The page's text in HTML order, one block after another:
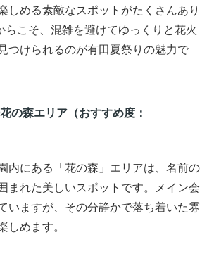
しめる素敵なスポットがたくさんあり
らこそ、混雑を避けてゆっくりと花火
つけられるのが有田夏祭りの魅力で
の森エリア（おすすめ度：
内にある「花の森」エリアは、名前の
まれた美しいスポットです。メイン会
いますが、その分静かで落ち着いた雰
しめます。